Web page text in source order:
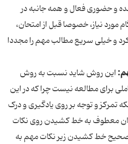
و حضوری فعال و همه جانبه در
نیاز، خصوصا قبل از امتحان،
و خیلی سریع مطالب مهم را مجددا
این روش شاید نسبت به روش
برای مطالعه نیست چرا که در این
تمرکز و توجه بر روی یادگیری و درک
معطوف به خط کشیدن روی نکات
خط کشیدن زیر نکات مهم به